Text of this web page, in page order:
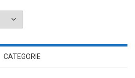
CATEGORIE